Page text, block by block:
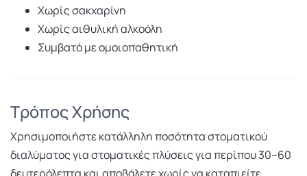
Χωρίς σακχαρίνη
Χωρίς αιθυλική αλκοόλη
Συμβατό με ομοιοπαθητική
Τρόπος Χρήσης
Χρησιμοποιήστε κατάλληλη ποσότητα στοματικού
διαλύματος για στοματικές πλύσεις για περίπου 30–60